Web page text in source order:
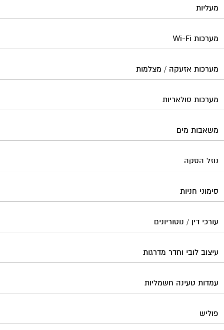
מעליות
מערכות Wi-Fi
מערכות אזעקה / מצלמות
מערכות סולאריות
משאבות מים
נוזל הסקה
סימוני חניות
עורכי דין / נוטוריונים
עיצוב לובי וחדר מדרגות
עמדות טעינה חשמליות
פוליש